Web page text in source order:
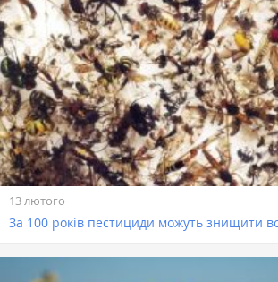
13 лютого
За 100 років пестициди можуть знищити